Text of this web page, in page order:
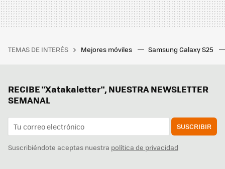
TEMAS DE INTERÉS Mejores móviles Samsung Galaxy S25
RECIBE "Xatakaletter", NUESTRA NEWSLETTER
SEMANAL
SUSCRIBIR
Suscribiéndote aceptas nuestra política de privacidad